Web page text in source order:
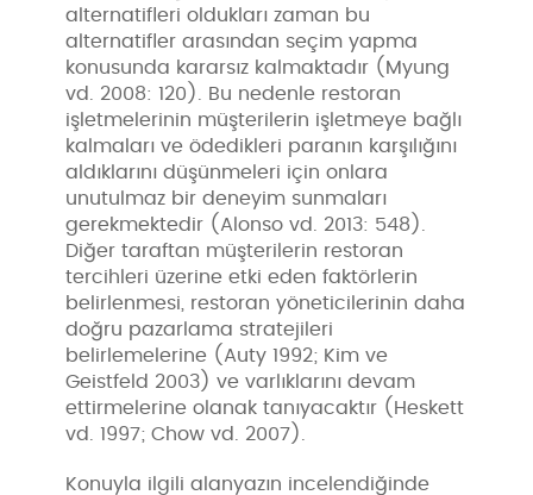
alternatifleri oldukları zaman bu
alternatifler arasından seçim yapma
konusunda kararsız kalmaktadır (Myung
vd. 2008: 120). Bu nedenle restoran
işletmelerinin müşterilerin işletmeye bağlı
kalmaları ve ödedikleri paranın karşılığını
aldıklarını düşünmeleri için onlara
unutulmaz bir deneyim sunmaları
gerekmektedir (Alonso vd. 2013: 548).
Diğer taraftan müşterilerin restoran
tercihleri üzerine etki eden faktörlerin
belirlenmesi, restoran yöneticilerinin daha
doğru pazarlama stratejileri
belirlemelerine (Auty 1992; Kim ve
Geistfeld 2003) ve varlıklarını devam
ettirmelerine olanak tanıyacaktır (Heskett
vd. 1997; Chow vd. 2007).
Konuyla ilgili alanyazın incelendiğinde